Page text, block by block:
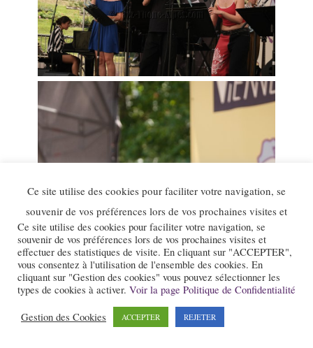
Ce site utilise des cookies pour faciliter votre navigation, se
souvenir de vos préférences lors de vos prochaines visites et
Ce site utilise des cookies pour faciliter votre navigation, se
souvenir de vos préférences lors de vos prochaines visites et
effectuer des statistiques de visite. En cliquant sur "ACCEPTER",
vous consentez à l'utilisation de l'ensemble des cookies. En
cliquant sur "Gestion des cookies" vous pouvez sélectionner les
types de cookies à activer. Voir la page Politique de Confidentialité
Gestion des Cookies ACCEPTER REJETER